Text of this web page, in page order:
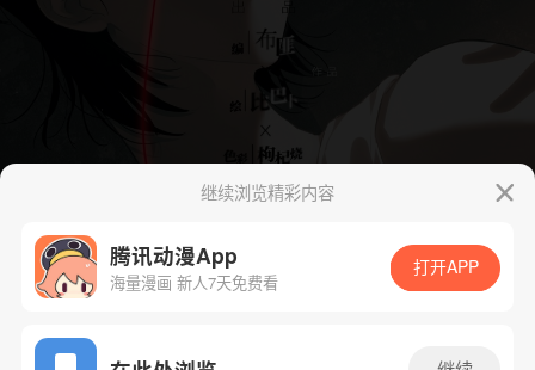
App免费看
继续浏览精彩内容
腾讯动漫App
海量漫画 新人7天免费看
打开APP